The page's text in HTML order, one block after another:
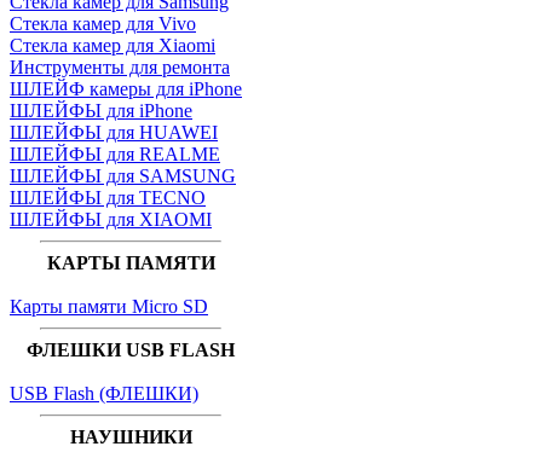
Стекла камер для Vivo
Стекла камер для Xiaomi
Инструменты для ремонта
ШЛЕЙФ камеры для iPhone
ШЛЕЙФЫ для iPhone
ШЛЕЙФЫ для HUAWEI
ШЛЕЙФЫ для REALME
ШЛЕЙФЫ для SAMSUNG
ШЛЕЙФЫ для TECNO
ШЛЕЙФЫ для XIAOMI
КАРТЫ ПАМЯТИ
Карты памяти Micro SD
ФЛЕШКИ USB FLASH
USB Flash (ФЛЕШКИ)
НАУШНИКИ